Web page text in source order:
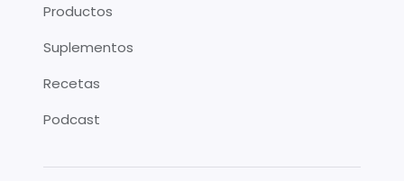
Productos
Suplementos
Recetas
Podcast